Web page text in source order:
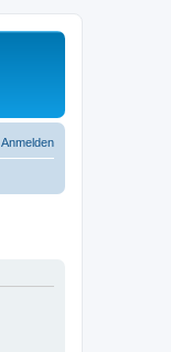
Anmelden